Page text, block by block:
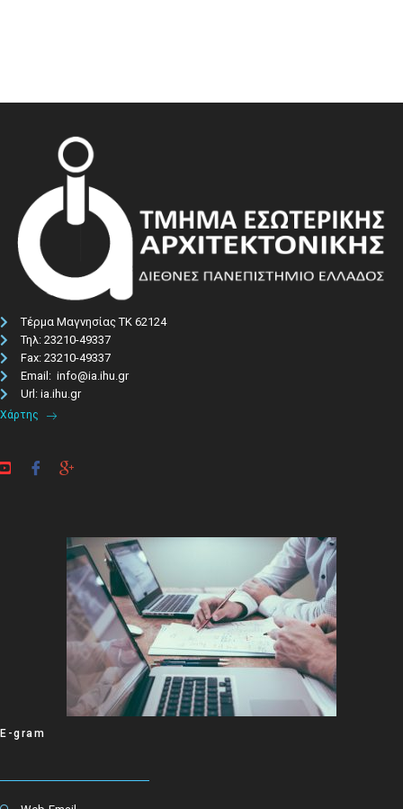
Τέρμα Μαγνησίας ΤΚ 62124
Τηλ: 23210-49337​
Fax: 23210-49337
Email: info@ia.ihu.gr
Url: ia.ihu.gr
Χάρτης
E-gram